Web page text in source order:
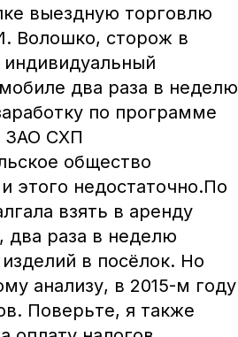
выездную торговлю
Волошко, сторож в
два раза в неделю
по программе
ЗАО СХП
общество
этого недостаточно.По
взять в аренду
раза в неделю
в посёлок. Но
анализу, в 2015-м году
Поверьте, я также